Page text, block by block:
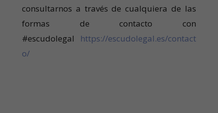
consultarnos a través de cualquiera de las
formas de contacto con
#escudolegal https://escudolegal.es/contact
o/